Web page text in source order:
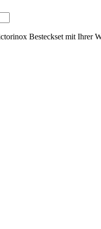
Besteckset mit Ihrer